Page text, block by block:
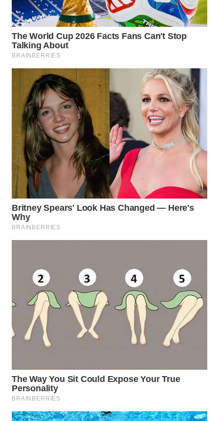
WN
INDRAMAYU
WN
KUNINGAN
WN
MAJALENGKA
WN
SUBANG
WN
SUKABUMI
WN
PURWAKARTA
WN
WN
SEMARANG
WN
SOLO
WN
WN
MADURA
WN